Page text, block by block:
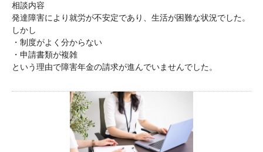
相談内容
発達障害により就労が不安定であり、生活が困難な状況でした。
しかし
・制度がよく分からない
・申請書類が複雑
という理由で障害年金の請求が進んでいませんでした。